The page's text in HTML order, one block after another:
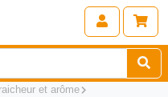
et arôme